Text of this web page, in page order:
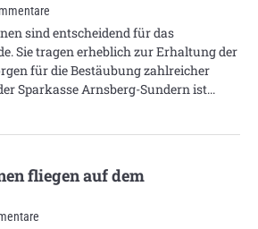
sind entscheidend für das
Sie tragen erheblich zur Erhaltung der
für die Bestäubung zahlreicher
Sparkasse Arnsberg-Sundern ist
fliegen auf dem